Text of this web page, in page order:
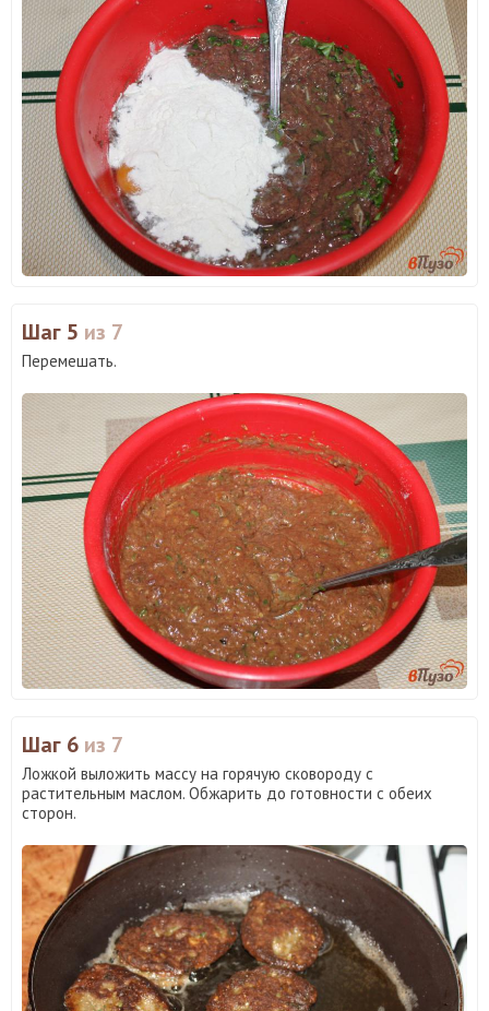
Шаг 5 из 7
Перемешать.
Шаг 6 из 7
Ложкой выложить массу на горячую сковороду с
растительным маслом. Обжарить до готовности с обеих
сторон.